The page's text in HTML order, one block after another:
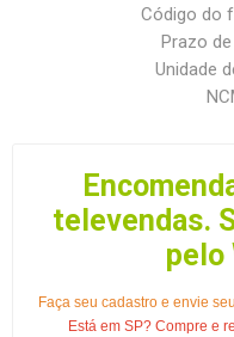
Código do
Prazo
Unidade
televendas.
pelo
Faça seu cadastro e envie
Está em SP? Compre e